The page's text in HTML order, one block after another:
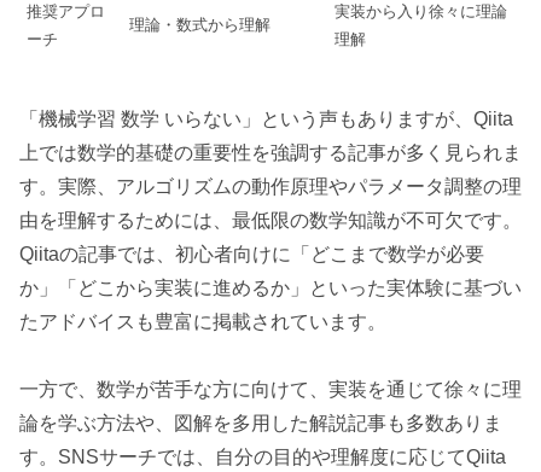
推奨アプロ
ーチ
理論・数式から理解
実装から入り徐々に理論
理解
「機械学習 数学 いらない」という声もありますが、Qiita
上では数学的基礎の重要性を強調する記事が多く見られま
す。実際、アルゴリズムの動作原理やパラメータ調整の理
由を理解するためには、最低限の数学知識が不可欠です。
Qiitaの記事では、初心者向けに「どこまで数学が必要
か」「どこから実装に進めるか」といった実体験に基づい
たアドバイスも豊富に掲載されています。
一方で、数学が苦手な方に向けて、実装を通じて徐々に理
論を学ぶ方法や、図解を多用した解説記事も多数ありま
す。SNSサーチでは、自分の目的や理解度に応じてQiita